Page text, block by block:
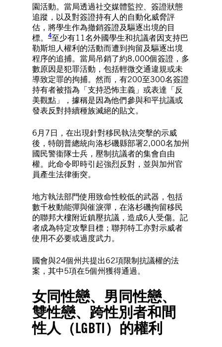
園活動。當局透過社交媒體監控、簽證狀態
追蹤，以及對簽證持有人的自動化威脅評
估，將學生作為撤銷簽證及驅逐出境的目
標。
4至少有11名外國學生和抗議者因支持巴
勒斯坦人權利的活動而遭到拘留及驅逐出境
程序的追捕。當局吊銷了約8,000個簽證，多
數原因是犯罪活動，包括輕微交通違規或未
導致定罪的拘捕。然而，有200至300名簽證
持有者被指為「支持恐怖主義」或表達「反
美觀點」，據稱是因為他們參與和平抗議或
發表反對持續種族滅絕的貼文。
6月7日，在出現針對移民執法突擊的示威
後，特朗普總統向洛杉磯縣部署2,000名加州
國民警衞隊士兵，壓制抗議者的集會自由
權。此命令即時引起強烈反對，並與加州官
員產生法律衝突。
地方執法部門使用致命性較低的武器，包括
數千枚動能彈與催淚彈，在洛杉磯拘留移民
的聯邦大樓附近鎮壓抗議，造成6人受傷。記
者成為特定攻擊目標；聯邦特工亦對示威者
使用不必要或過度武力。
國會與24個州共提出62項限制抗議權的法
案，其中5項在5個州獲得通過。
女同性戀、男同性戀、
雙性戀、跨性別者和間
性人（LGBTI）的權利